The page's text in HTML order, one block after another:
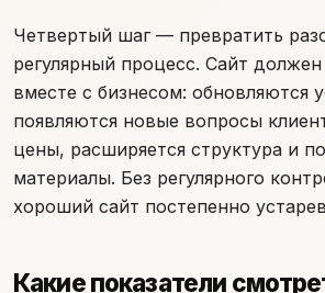
Четвертый шаг — превратить
регулярный процесс. Сайт должен
вместе с бизнесом: обновляются
появляются новые вопросы
цены, расширяется структура и
материалы. Без регулярного
хороший сайт постепенно
Какие показатели